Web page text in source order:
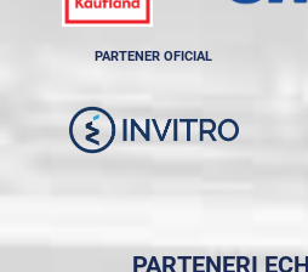
PARTENER OFICIAL
PARTENERI